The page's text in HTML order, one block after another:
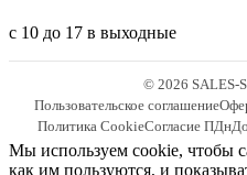
с 10 до 17 в выходные
© 2026 SALES-
Пользовательское соглашение
Политика CookieСогласие ПДн
Мы используем cookie, чтобы
как им пользуются, и